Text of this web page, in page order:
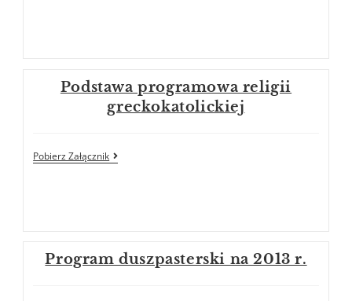
Podstawa programowa religii
greckokatolickiej
Pobierz Załącznik
Program duszpasterski na 2013 r.